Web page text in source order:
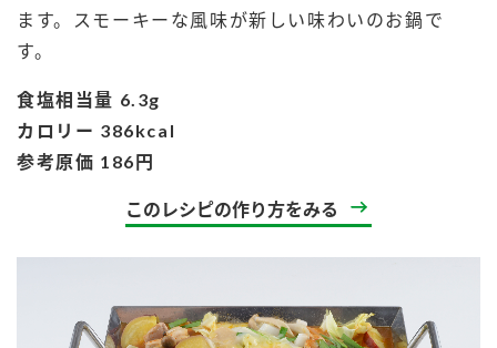
ます。スモーキーな風味が新しい味わいのお鍋で
す。
食塩相当量 6.3g
カロリー 386kcal
参考原価 186円
このレシピの作り方をみる